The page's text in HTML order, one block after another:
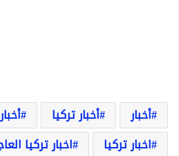
أخبار أخبار تركيا
اخبار تركيا
اخبار تركيا